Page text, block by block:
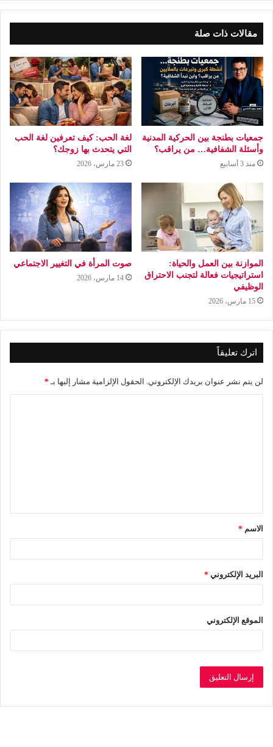
مقالات ذات صلة
جمعيات بطنجة بين الحركية المدنية
وأسئلة الشفافية… من يراقب؟
منذ 3 أسابيع
لغة الحب: كيف تعرفين لغة الحب
التي يتحدث بها زوجك؟
23 مارس، 2026
الموازنة بين العمل والحياة:
استراتيجيات فعالة لتجنب الاحتراق
الوظيفي
15 مارس، 2026
صوت المرأة في التغيير الاجتماعي
14 مارس، 2026
اترك تعليقاً
لن يتم نشر عنوان بريدك الإلكتروني. الحقول الإلزامية مشار إليها بـ *
ق
*
الاسم *
البريد الإلكتروني *
الموقع الإلكتروني